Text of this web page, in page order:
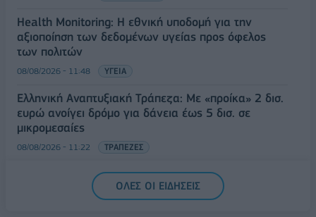
Health Monitoring: Η εθνική υποδομή για την
αξιοποίηση των δεδομένων υγείας προς όφελος
των πολιτών
08/08/2026 - 11:48 ΥΓΕΙΑ
Ελληνική Αναπτυξιακή Τράπεζα: Με «προίκα» 2 δισ.
ευρώ ανοίγει δρόμο για δάνεια έως 5 δισ. σε
μικρομεσαίες
08/08/2026 - 11:22 ΤΡΑΠΕΖΕΣ
5G παντού, 6G στον ορίζοντα: Πού βρίσκεται η
Ελλάδα στη μεγάλη τεχνολογική μετάβαση
ΟΛΕΣ ΟΙ ΕΙΔΗΣΕΙΣ